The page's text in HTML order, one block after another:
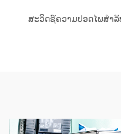
ສະວິດຊ໌ຄວາມປອດໄພສຳລັ